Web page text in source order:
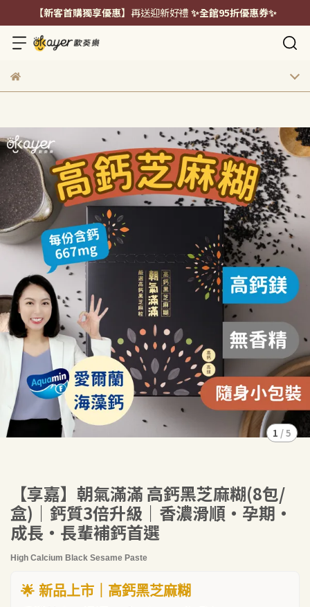
【新客首購獨享優惠】 再送迎新好禮 ✨全館95折優惠券✨
1 /5
【享嘉】朝氣滿滿 高鈣黑芝麻糊(8包/
盒)｜鈣質3倍升級｜香濃滑順・孕期・
成長・長輩補鈣首選
High Calcium Black Sesame Paste
🌟 新品上市｜高鈣黑芝麻糊